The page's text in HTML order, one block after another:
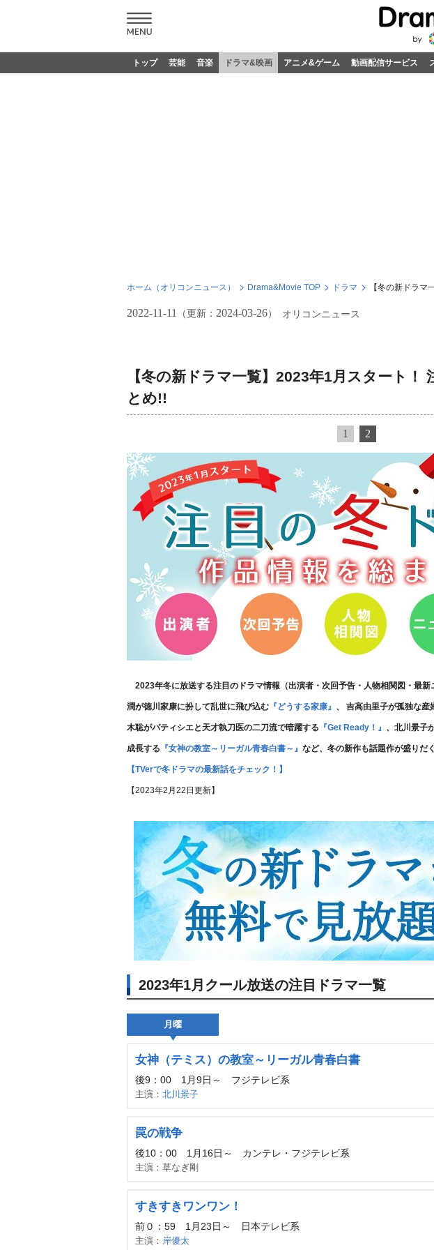
トップ 芸能 音楽 ドラマ&映画 アニメ&ゲーム 動画配信サービス
ホーム（オリコンニュース） Drama&Movie TOP ドラマ 【冬の新ドラ
2022-11-11 （更新： 2024-03-26） オリコンニュース
【冬の新ドラマ一覧】2023年1月スタート！
とめ!!
1 2
2023年冬に放送する注目のドラマ情報（出演者・次回予告・人物相関図・最
潤が徳川家康に扮して乱世に飛び込む 『どうする家康』 、 吉高由里子が孤独な産
木聡がパティシエと天才執刀医の二刀流で暗躍する 『Get Ready！』 、北川景子
成長する 『女神の教室～リーガル青春白書～』 など、冬の新作も話題作が盛りだ
【TVerで冬ドラマの最新話をチェック！】
【2023年2月22日更新】
2023年1月クール放送の注目ドラマ一覧
月曜
女神（テミス）の教室～リーガル青春白書
後9：00 1月9日～ フジテレビ系
主演： 北川景子
罠の戦争
後10：00 1月16日～ カンテレ・フジテレビ系
主演：草なぎ剛
すきすきワンワン！
前０：59 1月23日～ 日本テレビ系
主演： 岸優太